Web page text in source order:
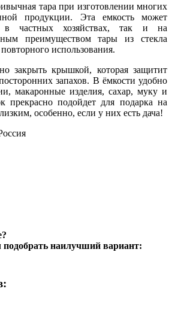
тара при изготовлении многих
продукции. Эта емкость может
в частных хозяйствах, так и на
преимуществом тары из стекла
использования.
закрыть крышкой, которая защитит
запахов. В ёмкости удобно
макаронные изделия, сахар, муку и
прекрасно подойдет для подарка на
особенно, если у них есть дача!
наилучший вариант: